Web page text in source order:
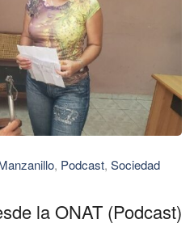
, Podcast, Sociedad
la ONAT (Podcast)